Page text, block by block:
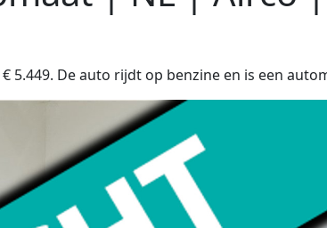
5.449. De auto rijdt op benzine en is een